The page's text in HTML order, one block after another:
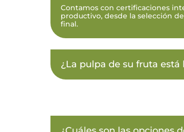
Contamos con certificaciones
productivo, desde la selección
final.
¿La pulpa de su fruta